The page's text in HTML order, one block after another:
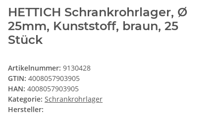
HETTICH Schrankrohrlager, Ø
25mm, Kunststoff, braun, 25
Stück
Artikelnummer: 9130428
GTIN: 4008057903905
HAN: 4008057903905
Kategorie: Schrankrohrlager
Hersteller: